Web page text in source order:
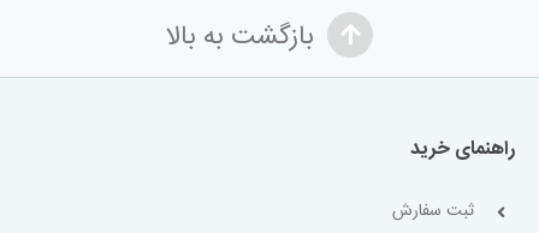
بازگشت به بالا
راهنمای خرید
ثبت سفارش